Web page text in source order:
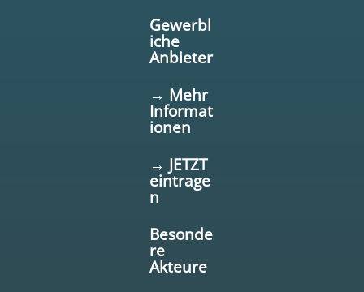
Gewerbl
iche
Anbieter
→ Mehr
Informat
ionen
→ JETZT
eintrage
n
Besonde
re
Akteure